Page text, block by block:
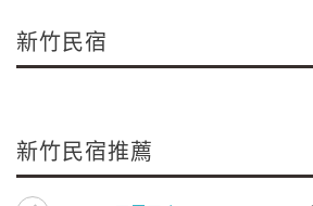
新竹民宿
新竹民宿推薦